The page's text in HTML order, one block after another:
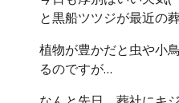
と黒船ツツジが最近の
植物が豊かだと虫や小
るのですが…